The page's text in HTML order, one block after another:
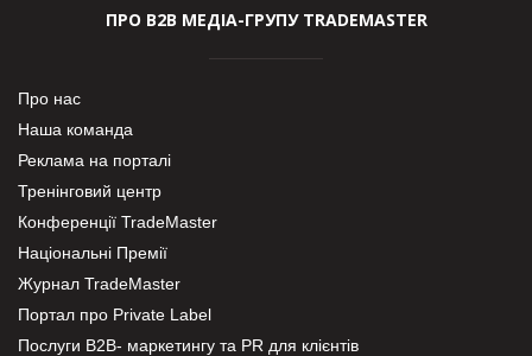
ПРО В2В МЕДІА-ГРУПУ TRADEMASTER
Про нас
Наша команда
Реклама на порталі
Тренінговий центр
Конференції TradeMaster
Національні Премії
Журнал TradeMaster
Портал про Private Label
Послуги В2В- маркетингу та PR для клієнтів